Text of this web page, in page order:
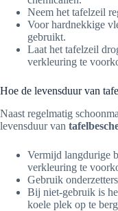
Neem het tafelzeil
Voor hardnekkige
gebruikt.
Laat het tafelzeil
verkleuring te
Hoe de levensduur van
Naast regelmatig
levensduur van
Vermijd langdurige
verkleuring te
Gebruik
Bij niet-gebruik is
koele plek op te